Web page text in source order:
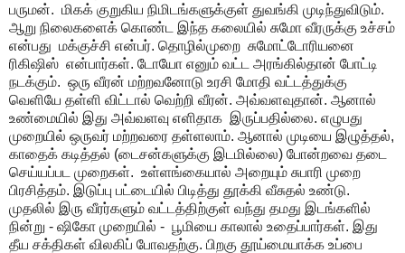
பருமன். மிகக் குறுகிய நிமிடங்களுக்குள் துவங்கி முடிந்துவிடும்.
ஆறு நிலைகளைக் கொண்ட இந்த கலையில் சுமோ வீரருக்கு உச்சம்
என்பது மக்குச்சி என்பர். தொழில்முறை சுமோட்டோரியனை
ரிகிஷிஸ் என்பார்கள். டோயோ எனும் வட்ட அரங்கில்தான் போட்டி
நடக்கும். ஒரு வீரன் மற்றவனோடு உரசி மோதி வட்டத்துக்கு
வெளியே தள்ளி விட்டால் வெற்றி வீரன். அவ்வளவுதான். ஆனால்
உண்மையில் இது அவ்வளவு எளிதாக இருப்பதில்லை. எழுபது
முறையில் ஒருவர் மற்றவரை தள்ளலாம். ஆனால் முடியை இழுத்தல்,
காதைக் கடித்தல் (டைசன்களுக்கு இடமில்லை) போன்றவை தடை
செய்யப்பட முறைகள். உள்ளங்கையால் அறையும் சுபாரி முறை
பிரசித்தம். இடுப்பு பட்டையில் பிடித்து தூக்கி வீசுதல் உண்டு.
முதலில் இரு வீரர்களும் வட்டத்திற்குள் வந்து தமது இடங்களில்
நின்று - ஷிகோ முறையில் - பூமியை காலால் உதைப்பார்கள். இது
தீய சக்திகள் விலகிப் போவதற்கு. பிறகு தூய்மையாக்க உப்பை